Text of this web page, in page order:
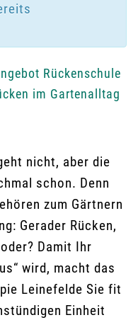
Rückenschule
im Gartenalltag
nicht, aber die
schon. Denn
zum Gärtnern
Gerader Rücken,
Damit Ihr
wird, macht das
Leinefelde Sie fit
Einheit